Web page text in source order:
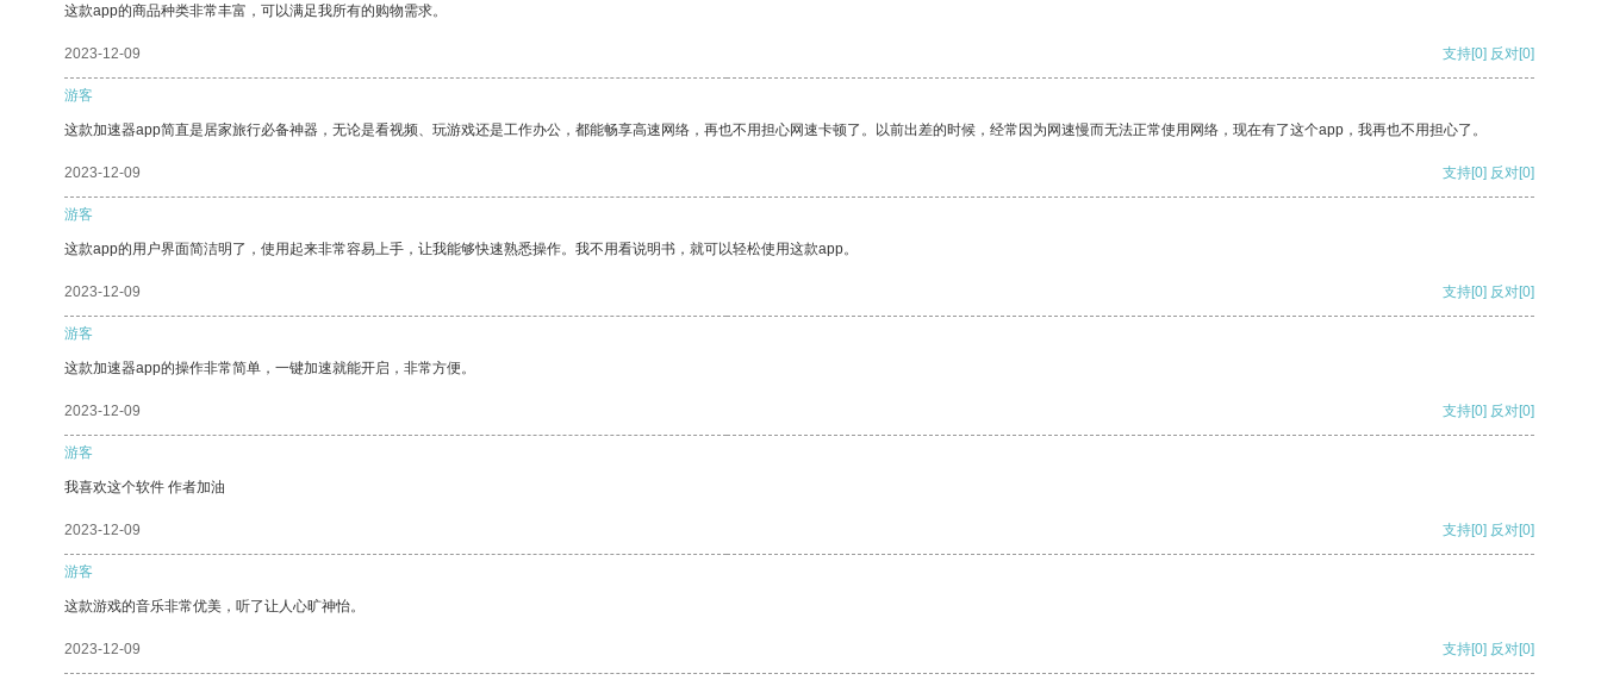
这款app的商品种类非常丰富，可以满足我所有的购物需求。
2023-12-09 支持[0] 反对[0]
游客
这款加速器app简直是居家旅行必备神器，无论是看视频、玩游戏还是工作办公，都能畅享高速网络，再也不用担心网速卡顿了。以前出差的时候，经常因为网速慢而无法正常使用网络，现在有了这个app，我再也不用担心了。
2023-12-09 支持[0] 反对[0]
游客
这款app的用户界面简洁明了，使用起来非常容易上手，让我能够快速熟悉操作。我不用看说明书，就可以轻松使用这款app。
2023-12-09 支持[0] 反对[0]
游客
这款加速器app的操作非常简单，一键加速就能开启，非常方便。
2023-12-09 支持[0] 反对[0]
游客
我喜欢这个软件 作者加油
2023-12-09 支持[0] 反对[0]
游客
这款游戏的音乐非常优美，听了让人心旷神怡。
2023-12-09 支持[0] 反对[0]